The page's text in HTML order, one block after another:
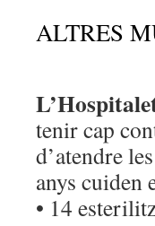
ALTRES
tenir cap
d’atendre
anys cuiden
• 14